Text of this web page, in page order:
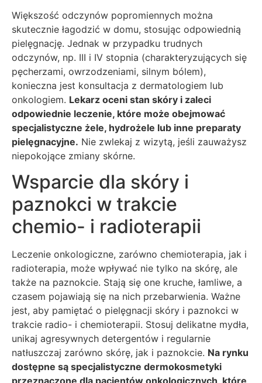
Większość odczynów popromiennych można
skutecznie łagodzić w domu, stosując odpowiednią
pielęgnację. Jednak w przypadku trudnych
odczynów, np. III i IV stopnia (charakteryzujących się
pęcherzami, owrzodzeniami, silnym bólem),
konieczna jest konsultacja z dermatologiem lub
onkologiem. Lekarz oceni stan skóry i zaleci
odpowiednie leczenie, które może obejmować
specjalistyczne żele, hydrożele lub inne preparaty
pielęgnacyjne. Nie zwlekaj z wizytą, jeśli zauważysz
niepokojące zmiany skórne.
Wsparcie dla skóry i
paznokci w trakcie
chemio- i radioterapii
Leczenie onkologiczne, zarówno chemioterapia, jak i
radioterapia, może wpływać nie tylko na skórę, ale
także na paznokcie. Stają się one kruche, łamliwe, a
czasem pojawiają się na nich przebarwienia. Ważne
jest, aby pamiętać o pielęgnacji skóry i paznokci w
trakcie radio- i chemioterapii. Stosuj delikatne mydła,
unikaj agresywnych detergentów i regularnie
natłuszczaj zarówno skórę, jak i paznokcie. Na rynku
dostępne są specjalistyczne dermokosmetyki